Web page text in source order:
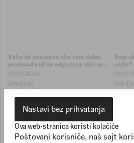
Kako da postupim ako sam dobio
proizvod koji ne odgovara slici na
sajtu?
15/05/2024
Detaljnije
Koja
sajtu?
13/
Nastavi bez prihvatanja
Ova web-stranica koristi kolačiće
Poštovani korisniče, naš sajt